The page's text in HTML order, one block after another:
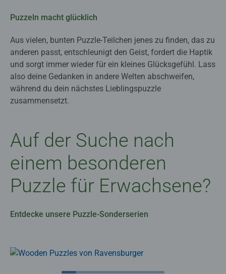
Puzzeln macht glücklich
Aus vielen, bunten Puzzle-Teilchen jenes zu finden, das zu
anderen passt, entschleunigt den Geist, fordert die Haptik
und sorgt immer wieder für ein kleines Glücksgefühl. Lass
also deine Gedanken in andere Welten abschweifen,
während du dein nächstes Lieblingspuzzle
zusammensetzt.
Auf der Suche nach
einem besonderen
Puzzle für Erwachsene?
Entdecke unsere Puzzle-Sonderserien